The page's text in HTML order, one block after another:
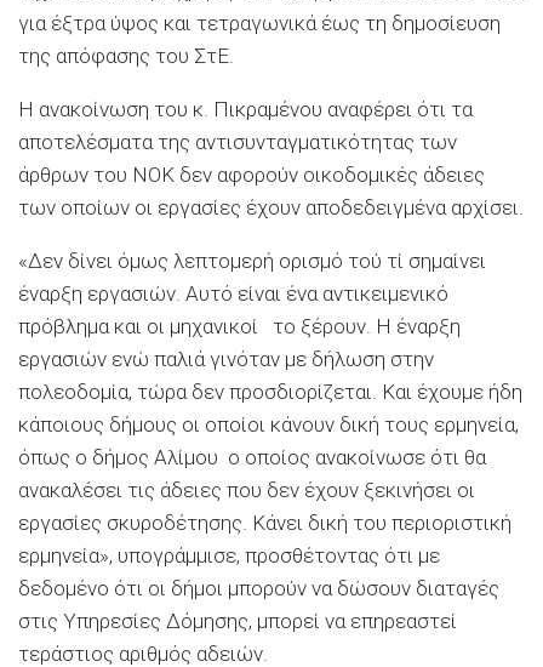
για έξτρα ύψος και τετραγωνικά έως τη δημοσίευση
της απόφασης του ΣτΕ.
Η ανακοίνωση του κ. Πικραμένου αναφέρει ότι τα
αποτελέσματα της αντισυνταγματικότητας των
άρθρων του ΝΟΚ δεν αφορούν οικοδομικές άδειες
των οποίων οι εργασίες έχουν αποδεδειγμένα αρχίσει.
«Δεν δίνει όμως λεπτομερή ορισμό τού τί σημαίνει
έναρξη εργασιών. Αυτό είναι ένα αντικειμενικό
πρόβλημα και οι μηχανικοί το ξέρουν. Η έναρξη
εργασιών ενώ παλιά γινόταν με δήλωση στην
πολεοδομία, τώρα δεν προσδιορίζεται. Και έχουμε ήδη
κάποιους δήμους οι οποίοι κάνουν δική τους ερμηνεία,
όπως ο δήμος Αλίμου ο οποίος ανακοίνωσε ότι θα
ανακαλέσει τις άδειες που δεν έχουν ξεκινήσει οι
εργασίες σκυροδέτησης. Κάνει δική του περιοριστική
ερμηνεία», υπογράμμισε, προσθέτοντας ότι με
δεδομένο ότι οι δήμοι μπορούν να δώσουν διαταγές
στις Υπηρεσίες Δόμησης, μπορεί να επηρεαστεί
τεράστιος αριθμός αδειών.